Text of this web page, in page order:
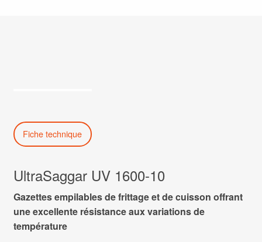
Fiche technique
UltraSaggar UV 1600-10
Gazettes empilables de frittage et de cuisson offrant
une excellente résistance aux variations de
température